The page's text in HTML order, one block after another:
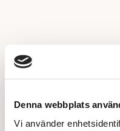
Denna webbplats
Vi använder